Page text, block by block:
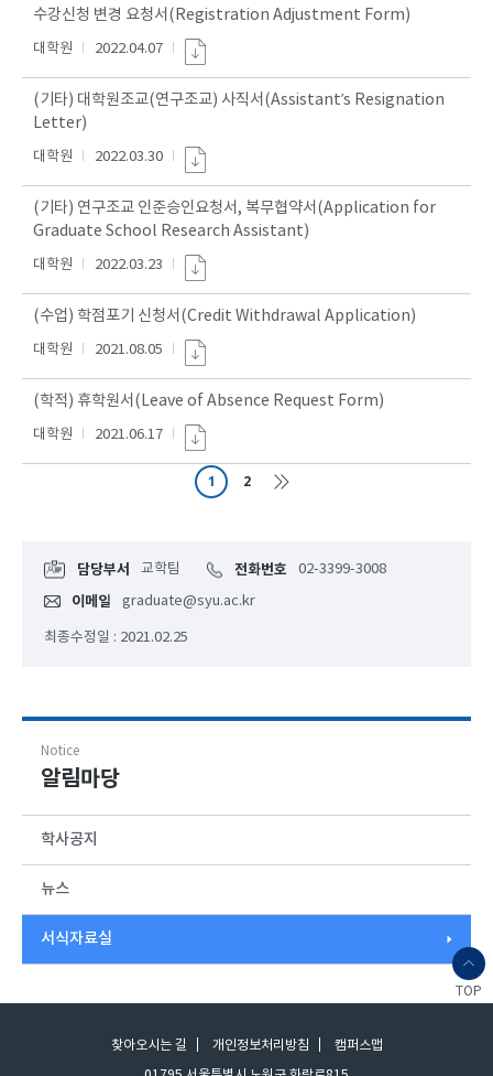
수강신청 변경 요청서(Registration Adjustment Form)
대학원 2022.04.07
(기타) 대학원조교(연구조교) 사직서(Assistant’s Resignation
Letter)
대학원 2022.03.30
(기타) 연구조교 인준승인요청서, 복무협약서(Application for
Graduate School Research Assistant)
대학원 2022.03.23
(수업) 학점포기 신청서(Credit Withdrawal Application)
대학원 2021.08.05
(학적) 휴학원서(Leave of Absence Request Form)
대학원 2021.06.17
1 2
담당부서 교학팀 전화번호 02-3399-3008
이메일 graduate@syu.ac.kr
최종수정일 : 2021.02.25
Notice
알림마당
학사공지
뉴스
서식자료실
TOP
찾아오시는 길 개인정보처리방침
캠퍼스맵